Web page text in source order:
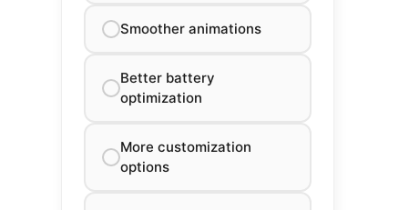
Smoother animations
Better battery
optimization
More customization
options